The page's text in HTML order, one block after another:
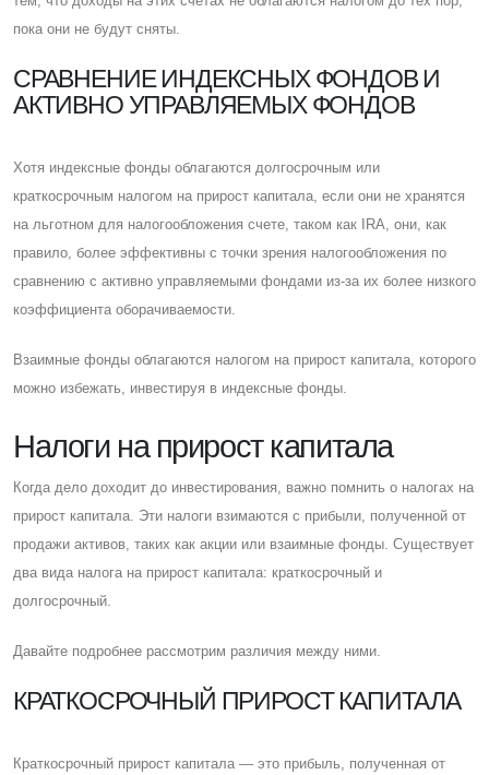
пока они не будут сняты.
CРАВНЕНИЕ ИНДЕКСНЫХ ФОНДОВ И
АКТИВНО УПРАВЛЯЕМЫХ ФОНДОВ
Хотя индексные фонды облагаются долгосрочным или
краткосрочным налогом на прирост капитала, если они не хранятся
на льготном для налогообложения счете, таком как IRA, они, как
правило, более эффективны с точки зрения налогообложения по
сравнению с активно управляемыми фондами из-за их более низкого
коэффициента оборачиваемости.
Взаимные фонды облагаются налогом на прирост капитала, которого
можно избежать, инвестируя в индексные фонды.
Налоги на прирост капитала
Когда дело доходит до инвестирования, важно помнить о налогах на
прирост капитала. Эти налоги взимаются с прибыли, полученной от
продажи активов, таких как акции или взаимные фонды. Cуществует
два вида налога на прирост капитала: краткосрочный и
долгосрочный.
Давайте подробнее рассмотрим различия между ними.
КРАТКОСРОЧНЫЙ ПРИРОСТ КАПИТАЛА
Краткосрочный прирост капитала — это прибыль, полученная от